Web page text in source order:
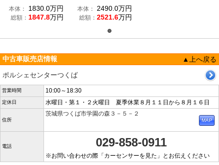
本体： 1830.0万円
総額： 1847.8万円
本体： 2490.0万円
総額： 2521.6万円
中古車販売店情報
▲上へ戻る
ポルシェセンターつくば
営業時間 10:00～18:30
定休日 水曜日・第１・２火曜日 夏季休業８月１１日から８月１６日
住所
茨城県つくば市学園の森３－５－２
電話 029-858-0911
※お問い合わせの際「カーセンサーを見た」とお伝えください